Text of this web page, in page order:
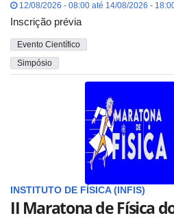
12/08/2026 - 08:00 até 14/08/2026 -
Inscrição prévia
Evento Científico
Simpósio
INSTITUTO DE FÍSICA (INFIS)
II Maratona de Física